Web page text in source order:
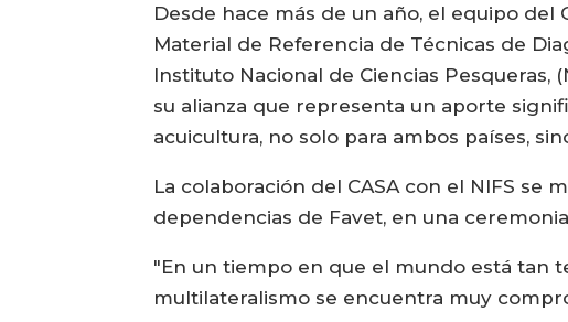
Desde hace más de un año, el equipo
Material de Referencia de Técnicas de
Instituto Nacional de Ciencias Pesqueras,
su alianza que representa un aporte
acuicultura, no solo para ambos países,
La colaboración del CASA con el NIFS
dependencias de Favet, en una
"En un tiempo en que el mundo está tan
multilateralismo se encuentra muy